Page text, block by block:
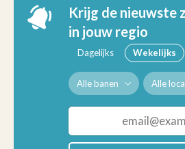
Krijg de nieuwste
in jouw regio
Dagelijks Wekelijks
Alle banen Alle